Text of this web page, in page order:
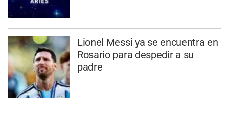
Lionel Messi ya se encuentra en
Rosario para despedir a su
padre